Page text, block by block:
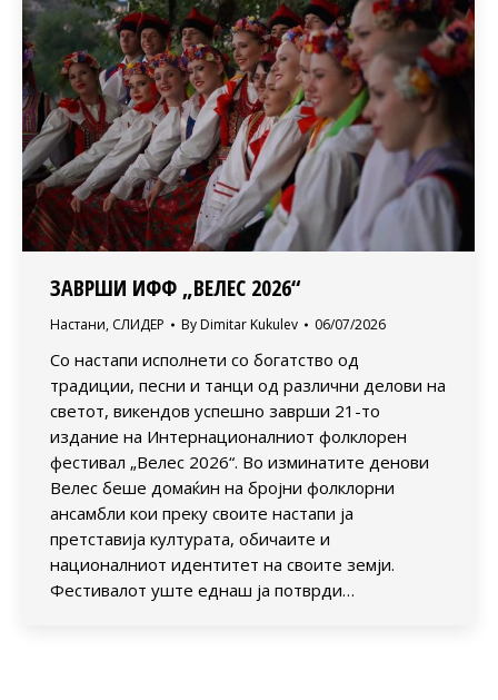
ЗАВРШИ ИФФ „ВЕЛЕС 2026“
Настани, СЛИДЕР By Dimitar Kukulev 06/07/2026
Со настапи исполнети со богатство од
традиции, песни и танци од различни делови на
светот, викендов успешно заврши 21-то
издание на Интернационалниот фолклорен
фестивал „Велес 2026“. Во изминатите денови
Велес беше домаќин на бројни фолклорни
ансамбли кои преку своите настапи ја
претставија културата, обичаите и
националниот идентитет на своите земји.
Фестивалот уште еднаш ја потврди…